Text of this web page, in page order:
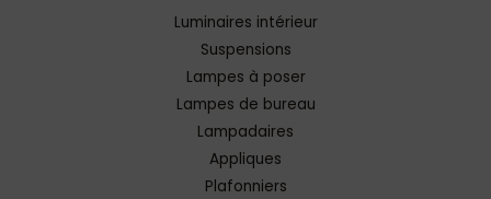
Luminaires intérieur
Suspensions
Lampes à poser
Lampes de bureau
Lampadaires
Appliques
Plafonniers